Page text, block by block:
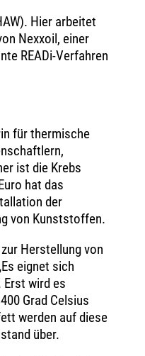
Hier arbeitet
Nexxoil, einer
READi-Verfahren
für thermische
ist die Krebs
hat das
der
von Kunststoffen.
Herstellung von
eignet sich
Erst wird es
Grad Celsius
werden auf diese
über.